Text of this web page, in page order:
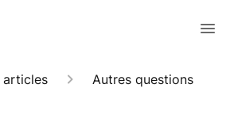
articles
Autres questions